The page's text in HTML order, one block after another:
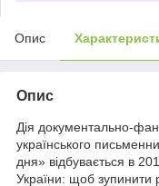
Опис
Опис
Дія документально-
українського
дня» відбувається в
України: щоб зупинити